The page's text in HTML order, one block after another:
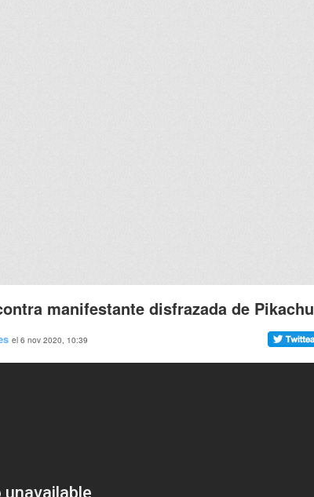
manifestante disfrazada de Pikachu
el 6 nov 2020, 10:39